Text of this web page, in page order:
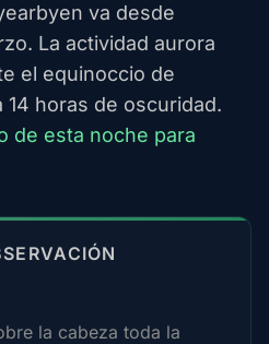
va desde
La actividad aurora
el equinoccio de
horas de oscuridad.
de esta noche para
la cabeza toda la